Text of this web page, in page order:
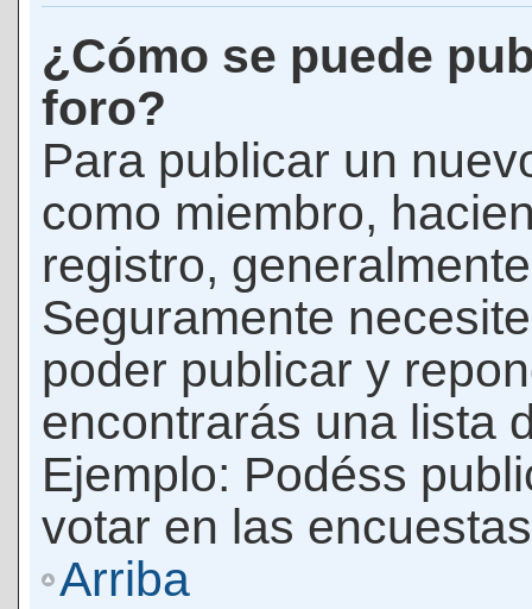
¿Cómo se puede
foro?
Para publicar un
como miembro,
registro,
Seguramente
poder publicar y
encontrarás una lista
Ejemplo: Podéss
votar en las
Arriba